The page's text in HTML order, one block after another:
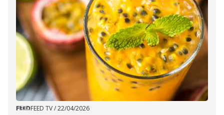
FEED TV/22/04/2026